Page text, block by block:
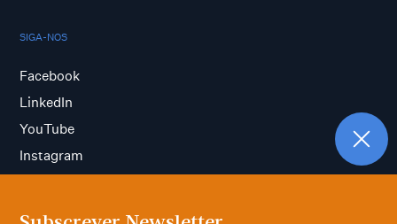
SIGA-NOS
Facebook
LinkedIn
YouTube
Instagram
Termos e condições